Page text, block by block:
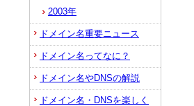
2003年
ドメイン名重要ニュース
ドメイン名ってなに？
ドメイン名やDNSの解説
ドメイン名・DNSを楽しく